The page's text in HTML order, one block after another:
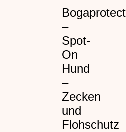
Bogaprotect
–
Spot-
On
Hund
–
Zecken
und
Flohschutz